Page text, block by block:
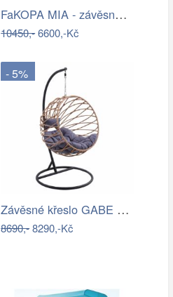
FaKOPA MIA - závěsné křeslo z ratanu…
10450,-6600,-Kč
- 5%
Závěsné křeslo GABE Tempo Kondela
8690,-8290,-Kč